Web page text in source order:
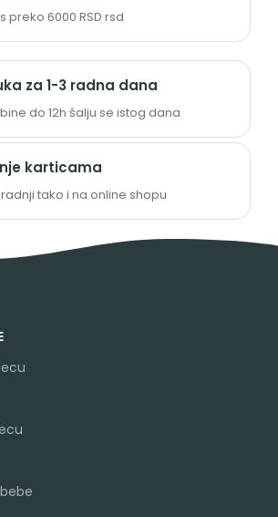
preko 6000 RSD rsd
za 1-3 radna dana
do 12h šalju se istog dana
karticama
tako i na online shopu